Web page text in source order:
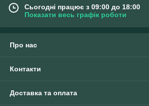
Сьогодні працює з 09:00 до 18:00
Показати весь графік роботи
Про нас
Контакти
Доставка та оплата